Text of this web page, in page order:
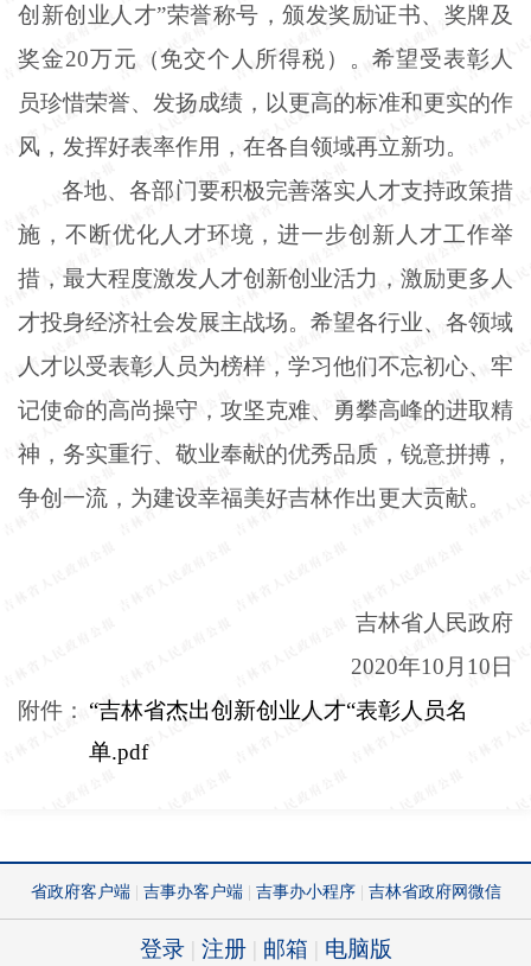
创新创业人才”荣誉称号，颁发奖励证书、奖牌及
奖金20万元（免交个人所得税）。希望受表彰人
员珍惜荣誉、发扬成绩，以更高的标准和更实的作
风，发挥好表率作用，在各自领域再立新功。
各地、各部门要积极完善落实人才支持政策措
施，不断优化人才环境，进一步创新人才工作举
措，最大程度激发人才创新创业活力，激励更多人
才投身经济社会发展主战场。希望各行业、各领域
人才以受表彰人员为榜样，学习他们不忘初心、牢
记使命的高尚操守，攻坚克难、勇攀高峰的进取精
神，务实重行、敬业奉献的优秀品质，锐意拼搏，
争创一流，为建设幸福美好吉林作出更大贡献。
吉林省人民政府
2020年10月10日
附件： “吉林省杰出创新创业人才“表彰人员名
单.pdf